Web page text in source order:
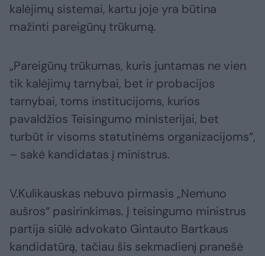
kalėjimų sistemai, kartu joje yra būtina
mažinti pareigūnų trūkumą.
„Pareigūnų trūkumas, kuris juntamas ne vien
tik kalėjimų tarnybai, bet ir probacijos
tarnybai, toms institucijoms, kurios
pavaldžios Teisingumo ministerijai, bet
turbūt ir visoms statutinėms organizacijoms“,
– sakė kandidatas į ministrus.
V.Kulikauskas nebuvo pirmasis „Nemuno
aušros“ pasirinkimas. Į teisingumo ministrus
partija siūlė advokato Gintauto Bartkaus
kandidatūrą, tačiau šis sekmadienį pranešė